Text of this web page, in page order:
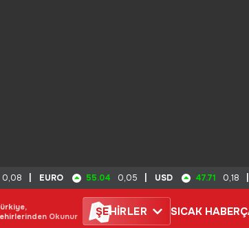
0,08 EURO 55.04 0,05 USD 47.71 0,18
Okunur
ŞEHİRLER SICAK HABER